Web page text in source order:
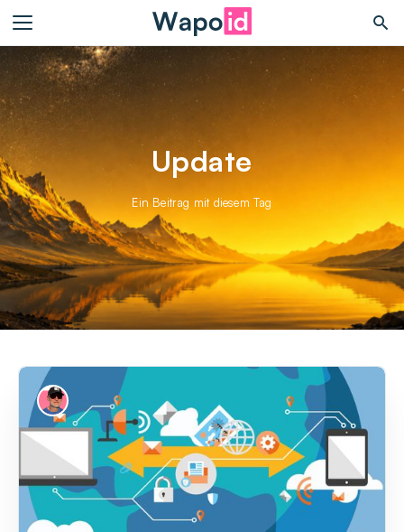
Update
Ein Beitrag mit diesem Tag